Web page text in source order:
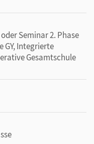
Seminar 2. Phase
GY, Integrierte
Gesamtschule